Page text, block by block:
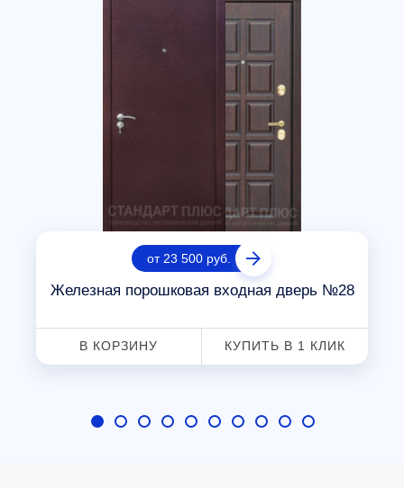
от 23 500 руб.
Железная порошковая входная дверь №28
В КОРЗИНУ КУПИТЬ В 1 КЛИК